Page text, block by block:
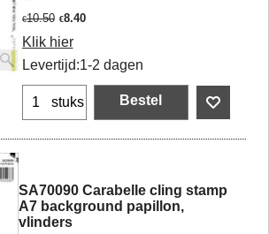
€10.50 €8.40
Klik hier
Levertijd:1-2 dagen
stuks Bestel
SA70090 Carabelle cling stamp
A7 background papillon,
vlinders